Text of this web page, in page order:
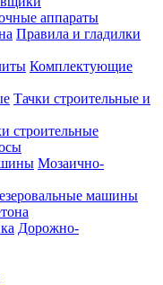
аппараты
Правила и гладилки
Комплектующие
Тачки строительные и
строительные
Мозаично-
машины
Дорожно-